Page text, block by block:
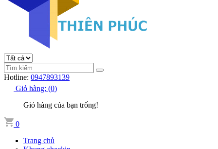
Hotline: 0947893139
Giỏ hàng: (0)
Giỏ hàng của bạn trống!
0
Trang chủ